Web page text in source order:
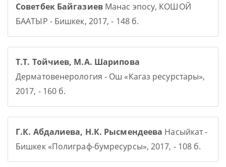
Советбек БайгазиевМанас эпосу, КОШОЙ
БААТЫР - Бишкек, 2017, - 148 б.
Т.Т. Тойчиев, М.А. Шарипова
Дерматовенерология - Ош «Кагаз ресурстары»,
2017, - 160 б.
Г.К. Абдалиева, Н.К. Рысмендеева Насыйкат -
Бишкек «Полиграф-бумресурсы», 2017, - 108 б.